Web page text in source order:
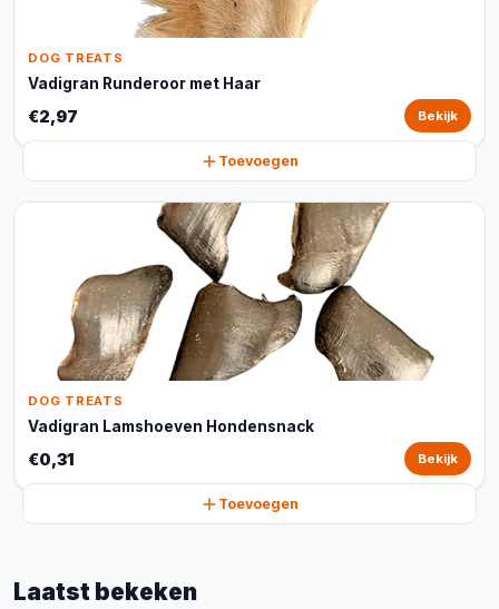
DOG TREATS
Vadigran Runderoor met Haar
€2,97 Bekijk
Toevoegen
DOG TREATS
Vadigran Lamshoeven Hondensnack
€0,31 Bekijk
Toevoegen
Laatst bekeken